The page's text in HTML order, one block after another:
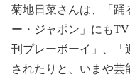
菊地日菜さんは、「
ー・ジャポン」にも
刊プレーボーイ」、「
されたりと、いまや